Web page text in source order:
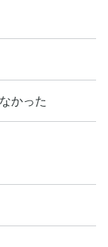
かった